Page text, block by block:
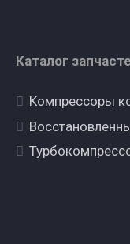
Каталог
Компрессоры